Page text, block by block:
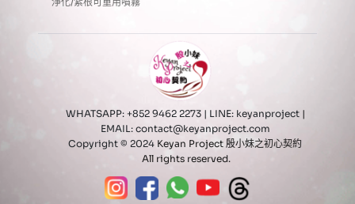
WHATSAPP: +852 9462 2273 | LINE: keyanproject
EMAIL: contact@keyanproject.com
Copyright © 2024 Keyan Project 殷小妹之初心契約
All rights reserved.